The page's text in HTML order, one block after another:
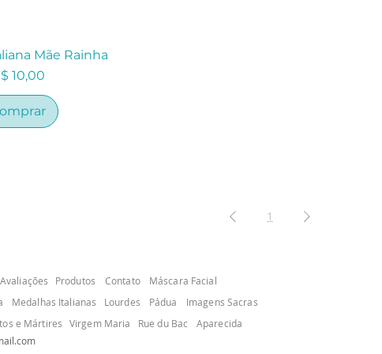
Mãe Rainha
Preço
10,00
1
Avaliações Produtos Contato
Máscara Facial
Medalhas Italianas Lourdes Pádua
Imagens Sacras
e Mártires Virgem Maria Rue du Bac
Aparecida